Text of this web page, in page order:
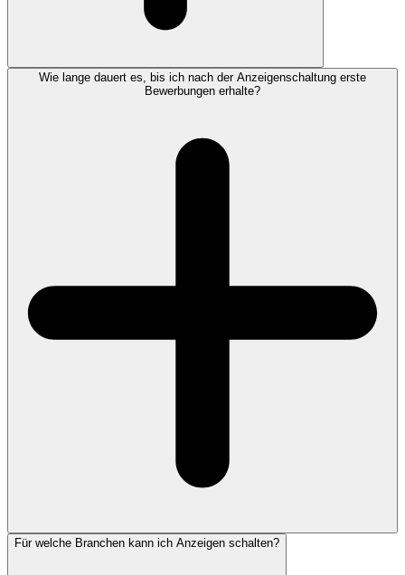
Wie lange dauert es, bis ich nach der Anzeigenschaltung erste
Bewerbungen erhalte?
Für welche Branchen kann ich Anzeigen schalten?